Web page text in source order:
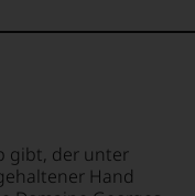
gibt, der unter
Hand